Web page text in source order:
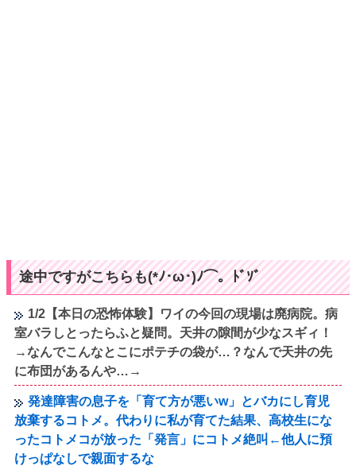
途中ですがこちらも(*ﾉ･ω･)ﾉ⌒。ﾄﾞｿﾞ
1/2【本日の恐怖体験】ワイの今回の現場は廃病院。病
室バラしとったらふと疑問。天井の隙間が少なスギィ！
→なんでこんなとこにポテチの袋が…？なんで天井の先
に布団があるんや…→
発達障害の息子を「育て方が悪いw」とバカにし育児
放棄するコトメ。代わりに私が育てた結果、高校生にな
ったコトメコが放った「発言」にコトメ絶叫←他人に預
けっぱなしで親面するな